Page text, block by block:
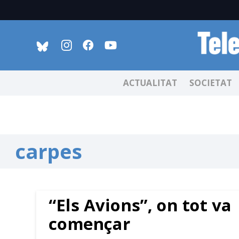
ACTUALITAT SOCIETAT
carpes
“Els Avions”, on tot va
començar